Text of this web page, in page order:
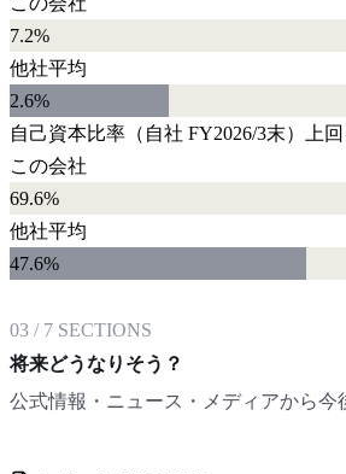
7.2%
他社平均
2.6%
自己資本比率 （自社 FY2026/3末）
上
この会社
69.6%
他社平均
47.6%
03 / 7 SECTIONS
将来どうなりそう？
公式情報・ニュース・メディアから今